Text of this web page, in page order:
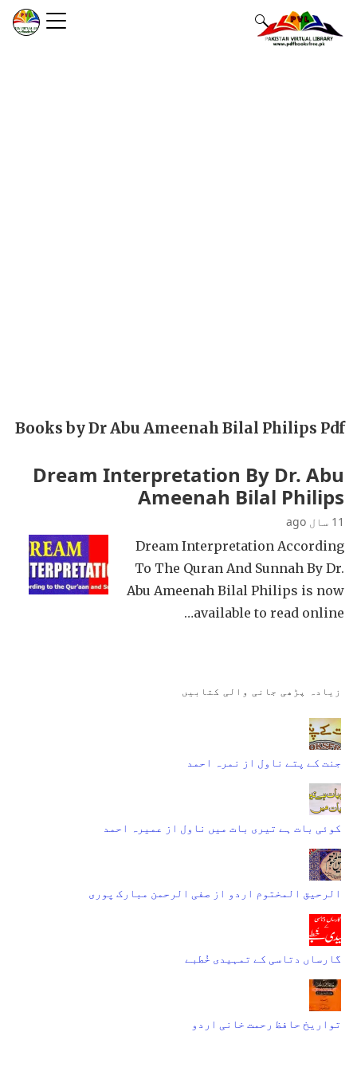
Books by Dr Abu Ameenah Bilal Philips Pdf
Dream Interpretation By Dr. Abu
Ameenah Bilal Philips
11 سال ago
Dream Interpretation According
To The Quran And Sunnah By Dr.
Abu Ameenah Bilal Philips is now
available to read online…
زیادہ پڑھی جانی والی کتابیں
جنت کے پتے ناول از نمرہ احمد
کوئی بات ہے تیری بات میں ناول از عمیرہ احمد
الرحیق المختوم اردو از صفی الرحمن مبارک پوری
گارساں دتاسی کے تمہیدی خُطبے
تواریخ حافظ رحمت خانی اردو